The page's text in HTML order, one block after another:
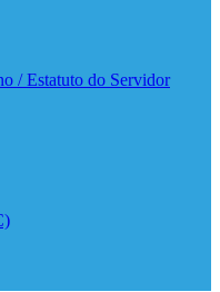
/ Estatuto do Servidor